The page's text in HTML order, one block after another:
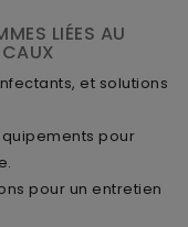
LIÉES AU
et solutions
pour
pour un entretien